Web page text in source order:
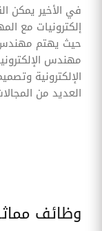
في الأخير يمكن
إلكترونيات مع
حيث يهتم مهندس
مهندس
الإلكترونية
العديد من
وظائف